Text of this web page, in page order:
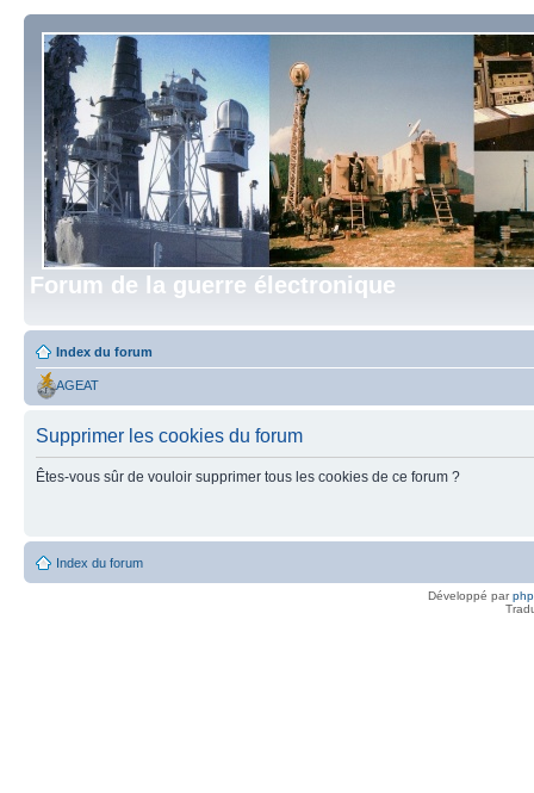
Forum de la guerre électronique
Index du forum
AGEAT
Supprimer les cookies du forum
Êtes-vous sûr de vouloir supprimer tous les cookies de ce forum ?
Index du forum
Développé par